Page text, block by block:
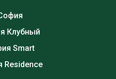
Клубный
Smart